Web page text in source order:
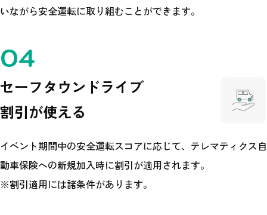
いながら安全運転に取り組むことができます。
セーフタウンドライブ
割引が使える
イベント期間中の安全運転スコアに応じて、テレマティクス自
動車保険への新規加入時に割引が適用されます。
※割引適用には諸条件があります。